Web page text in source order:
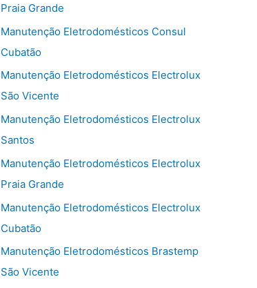
Praia Grande
Manutenção Eletrodomésticos Consul
Cubatão
Manutenção Eletrodomésticos Electrolux
São Vicente
Manutenção Eletrodomésticos Electrolux
Santos
Manutenção Eletrodomésticos Electrolux
Praia Grande
Manutenção Eletrodomésticos Electrolux
Cubatão
Manutenção Eletrodomésticos Brastemp
São Vicente